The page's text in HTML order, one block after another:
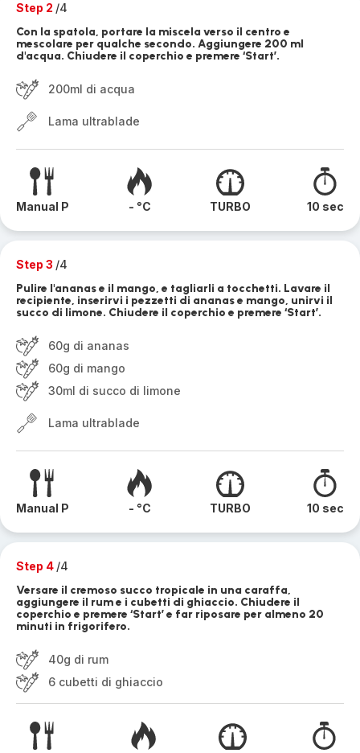
Step 2 /4
Con la spatola, portare la miscela verso il centro e
mescolare per qualche secondo. Aggiungere 200 ml
d'acqua. Chiudere il coperchio e premere ‘Start’.
200ml di acqua
Lama ultrablade
Manual P - °C TURBO 10 sec
Step 3 /4
Pulire l'ananas e il mango, e tagliarli a tocchetti. Lavare il
recipiente, inserirvi i pezzetti di ananas e mango, unirvi il
succo di limone. Chiudere il coperchio e premere ‘Start’.
60g di ananas
60g di mango
30ml di succo di limone
Lama ultrablade
Manual P - °C TURBO 10 sec
Step 4 /4
Versare il cremoso succo tropicale in una caraffa,
aggiungere il rum e i cubetti di ghiaccio. Chiudere il
coperchio e premere ‘Start’ e far riposare per almeno 20
minuti in frigorifero.
40g di rum
6 cubetti di ghiaccio